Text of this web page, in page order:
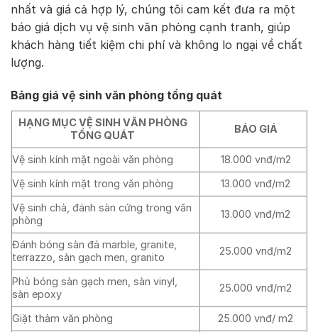
nhất và giá cả hợp lý, chúng tôi cam kết đưa ra một
báo giá dịch vụ vệ sinh văn phòng cạnh tranh, giúp
khách hàng tiết kiệm chi phí và không lo ngại về chất
lượng.
Bảng giá vệ sinh văn phòng tổng quát
HẠNG MỤC VỆ SINH VĂN PHÒNG
TỔNG QUÁT
BÁO GIÁ
Vệ sinh kính mặt ngoài văn phòng
18.000 vnđ/m2
Vệ sinh kính mặt trong văn phòng
13.000 vnđ/m2
Vệ sinh chà, đánh sàn cứng trong văn
phòng
13.000 vnđ/m2
Đánh bóng sàn đá marble, granite,
terrazzo, sàn gạch men, granito
25.000 vnđ/m2
Phủ bóng sàn gạch men, sàn vinyl,
sàn epoxy
25.000 vnđ/m2
Giặt thảm văn phòng
25.000 vnđ/ m2